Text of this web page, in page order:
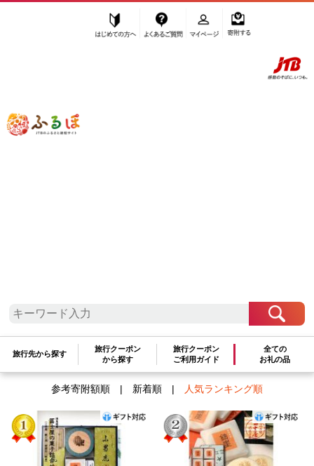
ふるぽ JTBのふるさと納税サイト
旅行先から探す
旅行クーポン
から探す
旅行クーポン
ご利用ガイド
全ての
お礼の品
「ふるさと納税」TOP
検索結果一覧 1～5件 / 全5件
参考寄附額順| 新着順| 人気ランキング順